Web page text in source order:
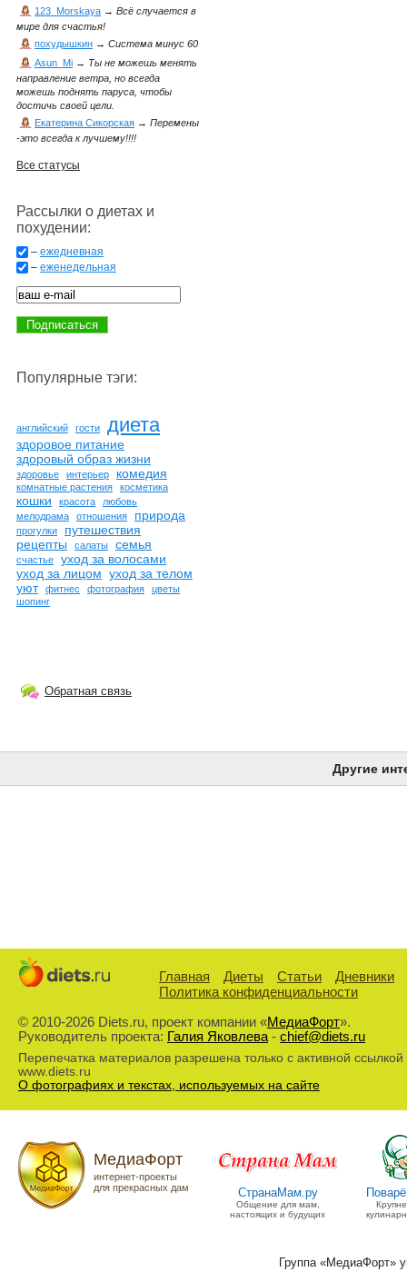
123_Morskaya → Всё случается в
мире для счастья!
похудышкин → Система минус 60
Asun_Mi → Ты не можешь менять
направление ветра, но всегда
можешь поднять паруса, чтобы
достичь своей цели.
Екатерина Сикорская → Перемены
-это всегда к лучшему!!!!
Все статусы
Рассылки о диетах и
похудении:
– ежедневная
– еженедельная
Популярные тэги:
английский гости диета
здоровое питание
здоровый образ жизни
здоровье интерьер комедия
комнатные растения косметика
кошки красота
любовь
мелодрама
отношения природа
прогулки
путешествия
рецепты
салаты семья
счастье
уход за волосами
уход за лицом уход за телом
уют
фитнес фотография
цветы
шопинг
Обратная связь
Другие
Главная Диеты Статьи
Дневники
Политика конфиденциальности
© 2010-2026 Diets.ru, проект компании «МедиаФорт».
Руководитель проекта: Галия Яковлева- chief@diets.ru
Перепечатка материалов разрешена только с активной ссылкой
www.diets.ru
О фотографиях и текстах, используемых на сайте
МедиаФорт
интернет-проекты
для прекрасных дам
СтранаМам.ру
Общение для мам,
настоящих и будущих
Группа «МедиаФорт»